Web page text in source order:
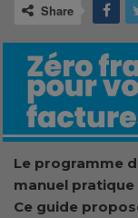
Share
Le programme
manuel pratique
Ce guide